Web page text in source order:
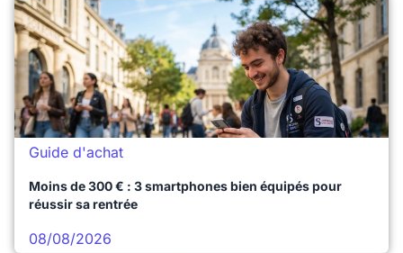
Guide d'achat
Moins de 300 € : 3 smartphones bien équipés pour
réussir sa rentrée
08/08/2026